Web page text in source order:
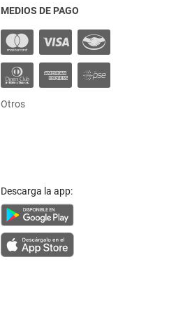
MEDIOS DE PAGO
Otros
Descarga la app: